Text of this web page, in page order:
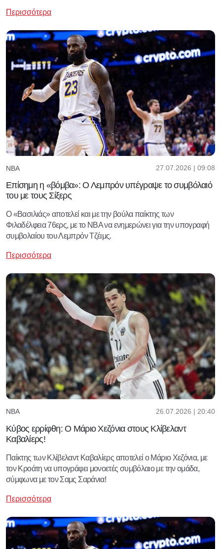
Περισσότερα
NBA 27.07.2026 | 09:08
Επίσημη η «βόμβα»: Ο Λεμπρόν υπέγραψε το συμβόλαιό
του με τους Σίξερς
Ο «Βασιλιάς» αποτελεί και με την βούλα παίκτης των
Φιλαδέλφεια 76ερς, με το NBA να ενημερώνει για την υπογραφή
συμβολαίου του Λεμπρόν Τζέιμς.
Περισσότερα
NBA 26.07.2026 | 20:40
Κύβος ερρίφθη: Ο Μάριο Χεζόνια στους Κλίβελαντ
Καβαλίερς!
Παίκτης των Κλίβελαντ Καβαλίερς αποτελεί ο Μάριο Χεζόνια, με
τον Κροάτη να υπογράφει μονοετές συμβόλαιο με την ομάδα,
σύμφωνα με τον Σαμς Σαράνια!
Περισσότερα